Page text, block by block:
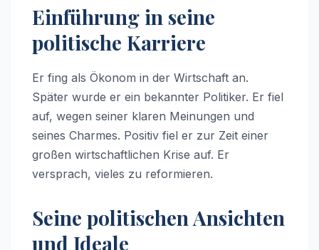
Einführung in seine
politische Karriere
Er fing als Ökonom in der Wirtschaft an.
Später wurde er ein bekannter Politiker. Er fiel
auf, wegen seiner klaren Meinungen und
seines Charmes. Positiv fiel er zur Zeit einer
großen wirtschaftlichen Krise auf. Er
versprach, vieles zu reformieren.
Seine politischen Ansichten
und Ideale